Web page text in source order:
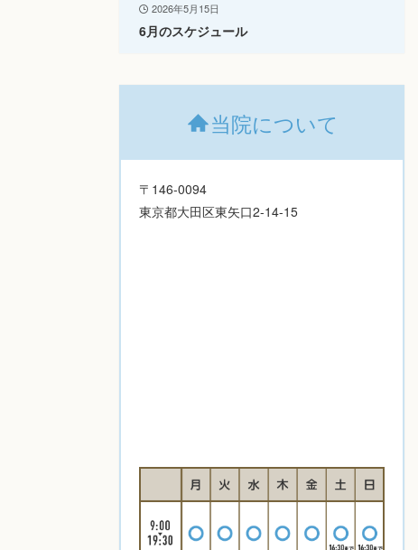
2026年5月15日
6月のスケジュール
当院について
〒146-0094
東京都大田区東矢口2-14-15